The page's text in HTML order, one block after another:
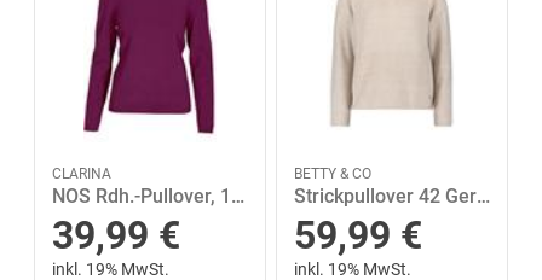
CLARINA
NOS Rdh.-Pullover, 1/1 Arm,uni 40 comfort fit - 452 Pflaume
39,99 €
inkl. 19% MwSt.
BETTY & CO
Strickpullover 42 Gerade - Beige
59,99 €
inkl. 19% MwSt.